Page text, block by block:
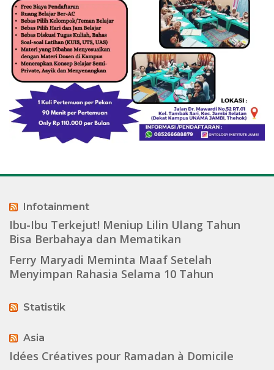
Infotainment
Ibu-Ibu Terkejut! Meniup Lilin Ulang Tahun
Bisa Berbahaya dan Mematikan
Ferry Maryadi Meminta Maaf Setelah
Menyimpan Rahasia Selama 10 Tahun
Statistik
Asia
Idées Créatives pour Ramadan à Domicile